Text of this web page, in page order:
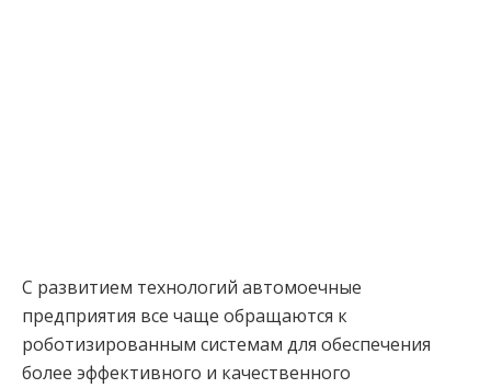
С развитием технологий автомоечные
предприятия все чаще обращаются к
роботизированным системам для обеспечения
более эффективного и качественного